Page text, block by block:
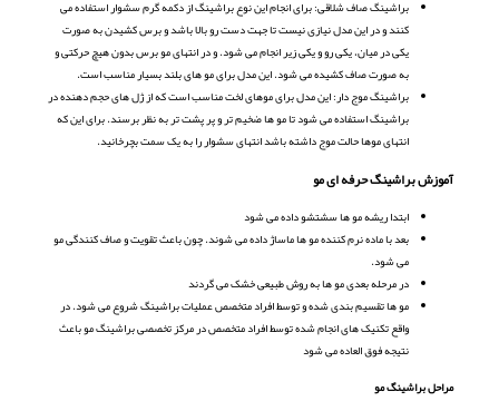
براشینگ صاف شلاقی: برای انجام این نوع براشینگ از دکمه گرم سشوار استفاده می
کنند و در این مدل نیازی نیست تا جهت دست رو بالا باشد و برس کشیدن به صورت
یکی در میان، یکی رو و یکی زیر انجام می شود. و در انتهای مو برس بدون هیچ حرکتی و
به صورت صاف کشیده می شود. این مدل برای مو های بلند بسیار مناسب است.
براشینگ موج دار: این مدل برای موهای لخت مناسب است که از ژل های حجم دهنده در
براشینگ استفاده می شود تا مو ها ضخیم تر و پر پشت تر به نظر برسند. برای این که
انتهای موها حالت موج داشته باشد انتهای سشوار را به یک سمت بچرخانید.
آموزش براشینگ حرفه ای مو
ابتدا ریشه مو ها سشتشو داده می شود
بعد با ماده نرم کننده مو ها ماساژ داده می شوند. چون باعث تقویت و صاف کنندگی مو
می شود.
در مرحله بعدی مو ها به روش طبیعی خشک می گردند
مو ها تقسیم بندی شده و توسط افراد متخصص عملیات براشینگ شروع می شود. در
واقع تکنیک های انجام شده توسط افراد متخصص در مرکز تخصصی براشینگ مو باعث
نتیجه فوق العاده می شود
مراحل براشینگ مو